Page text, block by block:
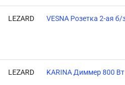
LEZARD VESNA Розетка 2-ая
LEZARD KARINA Диммер 800